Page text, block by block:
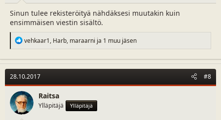
Sinun tulee rekisteröityä nähdäksesi muutakin kuin
ensimmäisen viestin sisältö.
R
e
c
t
i
o
n
s
:
vehkaar1, Harb, maraarni ja 1 muu jäsen
28.10.2017 #8
Raitsa
Ylläpitäjä Ylläpitäjä